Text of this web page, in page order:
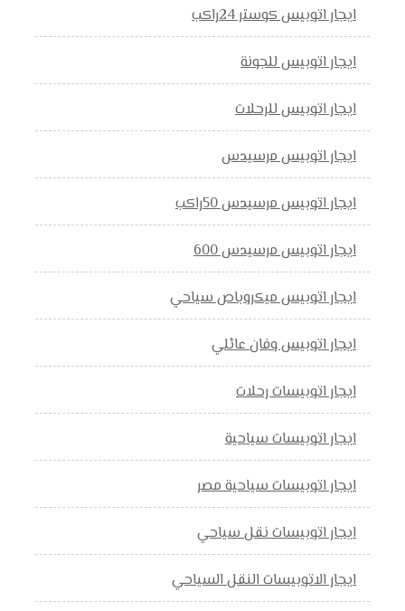
ايجار اتوبيس كوستر 24راكب
ايجار اتوبيس للجونة
ايجار اتوبيس للرحلات
ايجار اتوبيس مرسيدس
ايجار اتوبيس مرسيدس 50راكب
ايجار اتوبيس مرسيدس 600
ايجار اتوبيس ميكروباص سياحي
ايجار اتوبيس وفان عائلي
ايجار اتوبيسات رحلات
ايجار اتوبيسات سياحية
ايجار اتوبيسات سياحية مصر
ايجار اتوبيسات نقل سياحي
ايجار الاتوبيسات النقل السياحي